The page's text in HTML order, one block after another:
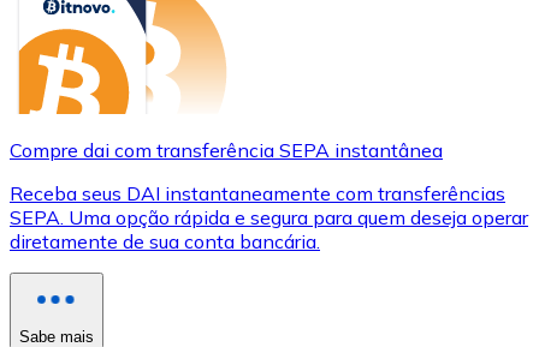
Compre dai com transferência SEPA instantânea
Receba seus DAI instantaneamente com transferências
SEPA. Uma opção rápida e segura para quem deseja operar
diretamente de sua conta bancária.
Sabe mais